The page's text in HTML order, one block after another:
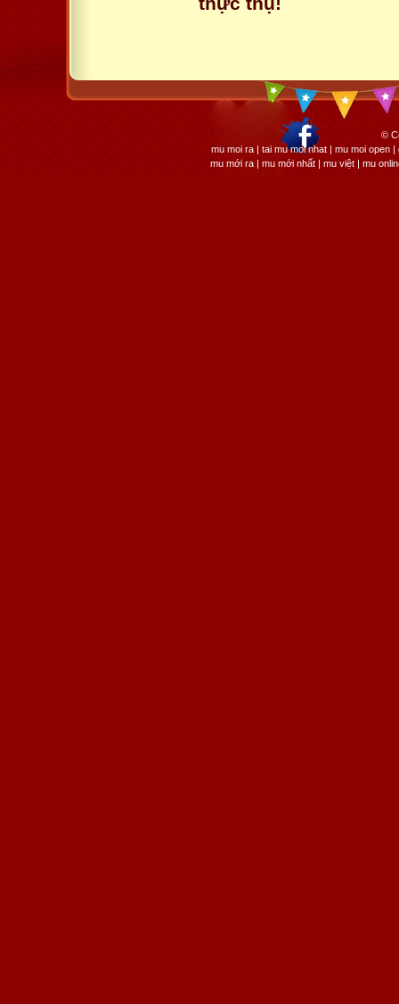
©
mu moi ra | tai mu moi nhat | mu moi open
mu mới ra | mu mới nhất | mu việt | mu